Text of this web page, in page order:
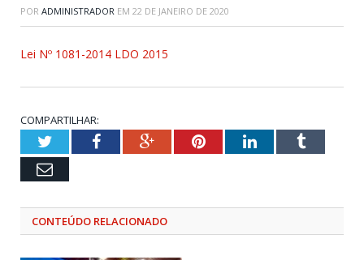
POR ADMINISTRADOR EM 22 DE JANEIRO DE 2020
Lei Nº 1081-2014 LDO 2015
COMPARTILHAR:
TwitterFacebookGoogle+PinterestLinkedInTumblr
Email
CONTEÚDO RELACIONADO